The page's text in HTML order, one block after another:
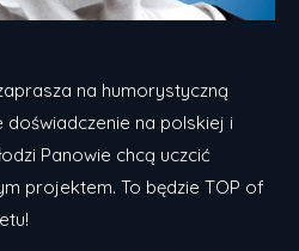
na humorystyczną
doświadczenie na polskiej i
Panowie chcą uczcić
projektem. To będzie TOP of